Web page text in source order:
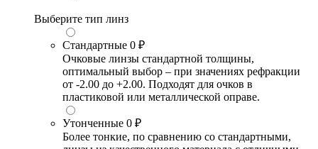
Выберите тип линз
Стандартные 0 ₽
Очковые линзы стандартной толщины,
оптимальный выбор – при значениях рефракции
от -2.00 до +2.00. Подходят для очков в
пластиковой или металлической оправе.
Утонченные 0 ₽
Более тонкие, по сравнению со стандартными,